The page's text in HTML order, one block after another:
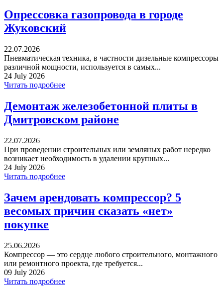
Опрессовка газопровода в городе
Жуковский
22.07.2026
Пневматическая техника, в частности дизельные компрессоры
различной мощности, используется в самых...
24 July 2026
Читать подробнее
Демонтаж железобетонной плиты в
Дмитровском районе
22.07.2026
При проведении строительных или земляных работ нередко
возникает необходимость в удалении крупных...
24 July 2026
Читать подробнее
Зачем арендовать компрессор? 5
весомых причин сказать «нет»
покупке
25.06.2026
Компрессор — это сердце любого строительного, монтажного
или ремонтного проекта, где требуется...
09 July 2026
Читать подробнее